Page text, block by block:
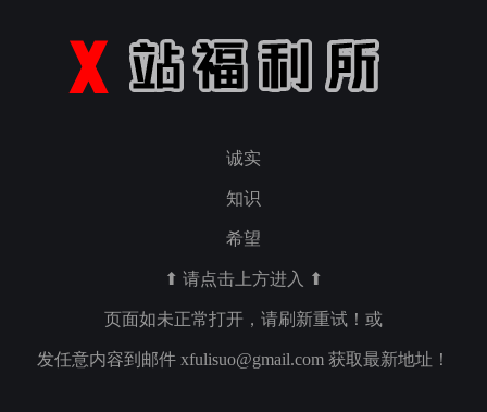
诚实
知识
希望
⬆ 请点击上方进入 ⬆
页面如未正常打开，请刷新重试！或
发任意内容到邮件 xfulisuo@gmail.com 获取最新地址！